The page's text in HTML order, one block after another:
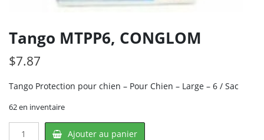
Tango MTPP6, CONGLOM
$7.87
Tango Protection pour chien – Pour Chien – Large – 6 / Sac
62 en inventaire
Ajouter au panier